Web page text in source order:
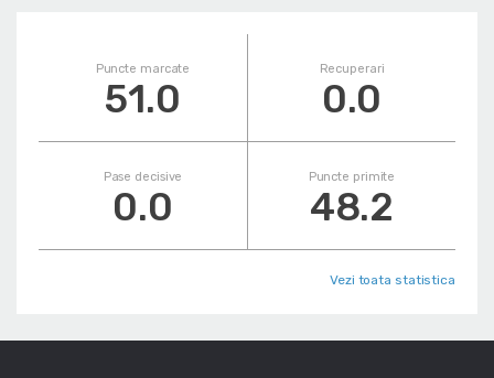
Puncte marcate
51.0
Recuperari
0.0
Pase decisive
0.0
Puncte primite
48.2
Vezi toata statistica